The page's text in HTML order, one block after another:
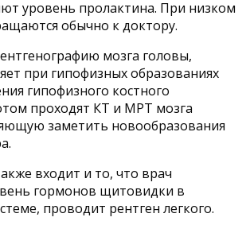
уровень пролактина. При низком
обычно к доктору.
мозга головы,
при гипофизных образованиях
гипофизного костного
проходят КТ и МРТ мозга
заметить новообразования
входит и то, что врач
гормонов щитовидки в
проводит рентген легкого.